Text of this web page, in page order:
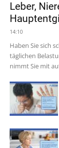
Leber,
14:10
Haben Sie sich
täglichen
nimmt Sie mit